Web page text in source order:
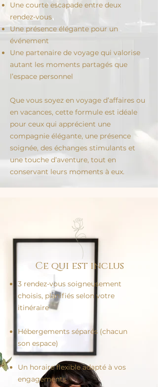
Une courte escapade entre deux
rendez-vous
Une présence élégante pour un
événement
Une partenaire de voyage qui valorise
autant les moments partagés que
l’espace personnel
Que vous soyez en voyage d’affaires ou
en vacances, cette formule est idéale
pour ceux qui apprécient une
compagnie élégante, une présence
soignée, des échanges stimulants et
une touche d’aventure, tout en
conservant leurs moments à eux.
Ce qui est inclus
3 rendez-vous soigneusement
choisis, planifiés selon votre
itinéraire
Hébergements séparés (chacun
son espace)
Un horaire flexible adapté à vos
engagements